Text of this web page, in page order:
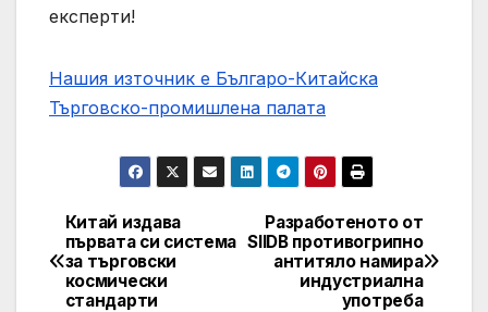
експерти!
Нашия източник е Българо-Китайска
Търговско-промишлена палaта
Post
navigation
Разработеното от
SIIDB противогрипно
антитяло намира
индустриална
употреба
Китай издава
първата си система
за търговски
космически
стандарти